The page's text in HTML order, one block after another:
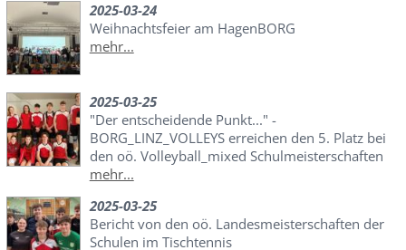
2025-03-24
Weihnachtsfeier am HagenBORG
mehr...
2025-03-25
"Der entscheidende Punkt..." -
BORG_LINZ_VOLLEYS erreichen den 5. Platz bei
den oö. Volleyball_mixed Schulmeisterschaften
mehr...
2025-03-25
Bericht von den oö. Landesmeisterschaften der
Schulen im Tischtennis